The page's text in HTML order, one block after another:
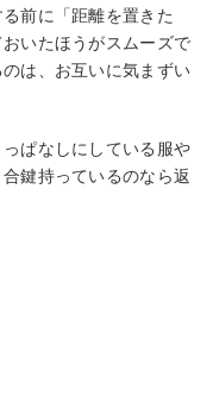
前に「距離を置きた
いたほうがスムーズで
は、お互いに気まずい
ぱなしにしている服や
鍵持っているのなら返